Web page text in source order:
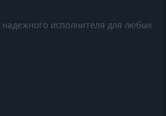
исполнителя для любых